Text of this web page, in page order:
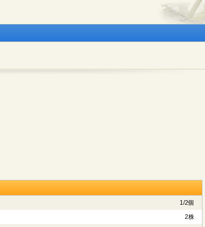
1/2個
2株